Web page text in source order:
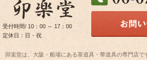
受付時間/ 10：00 ～ 17：00
定休日：日・祝
卯楽堂は、大阪・船場にある茶道具・華道具の専門店で